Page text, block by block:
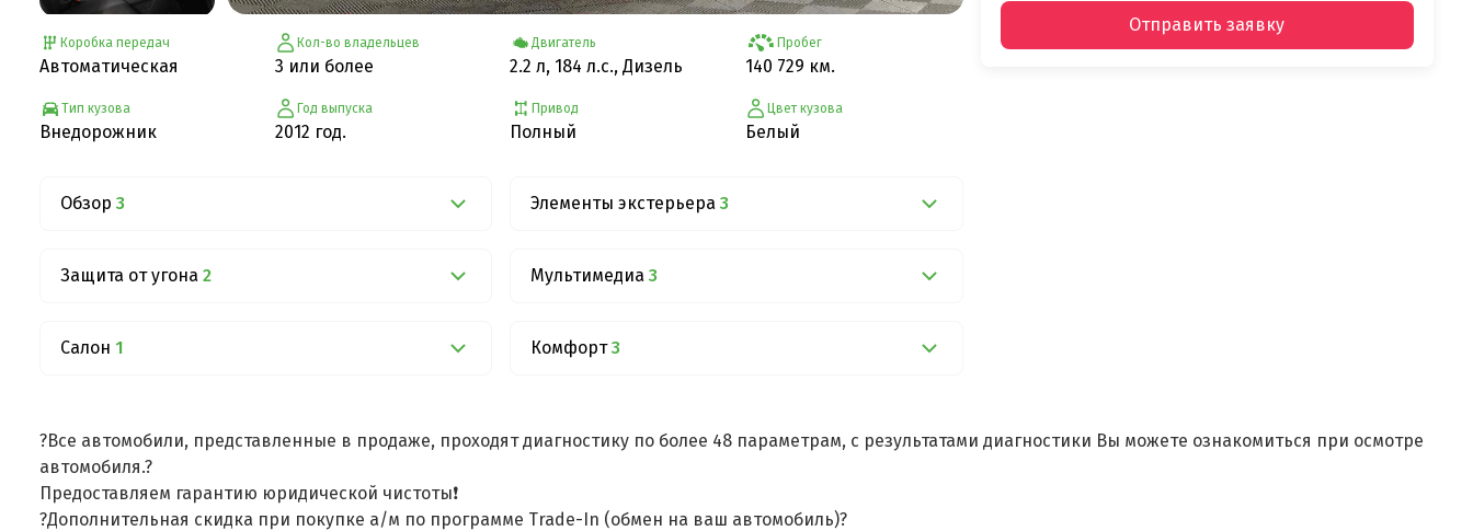
Коробка передач
Автоматическая
Тип кузова
Внедорожник
Кол-во владельцев
3 или более
Год выпуска
2012 год.
Двигатель
2.2 л, 184 л.с., Дизель
Привод
Полный
Пробег
140 729 км.
Цвет кузова
Белый
Обзор 3 Элементы экстерьера 3
Защита от угона 2 Мультимедиа 3
Салон 1 Комфорт 3
Отправить заявку
?Все автомобили, представленные в продаже, проходят диагностику по более 48 параметрам, с результатами диагностики Вы можете ознакомиться при осмотре
автомобиля.?
Предоставляем гарантию юридической чистоты❗
?Дополнительная скидка при покупке а/м по программе Trade-In (обмен на ваш автомобиль)?